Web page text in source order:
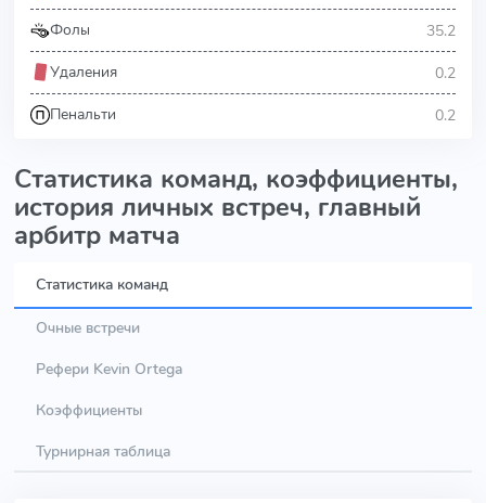
Фолы 35.2
Удаления 0.2
Пенальти 0.2
Статистика команд, коэффициенты,
история личных встреч, главный
арбитр матча
Статистика команд
Очные встречи
Рефери Kevin Ortega
Коэффициенты
Турнирная таблица